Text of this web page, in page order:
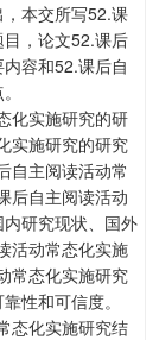
本交所写52.课
，论文52.课后
容和52.课后自
化实施研究的研
实施研究的研究
自主阅读活动常
后自主阅读活动
研究现状、国外
活动常态化实施
常态化实施研究
性和可信度。
态化实施研究结